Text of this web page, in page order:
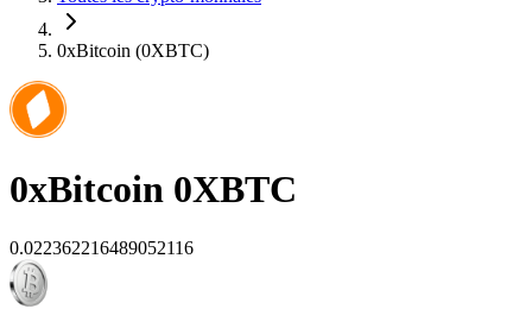
0xBitcoin (0XBTC)
0xBitcoin 0XBTC
0.022362216489052116